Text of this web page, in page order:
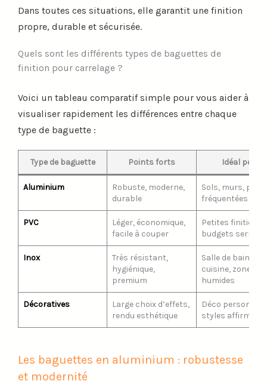
Dans toutes ces situations, elle garantit une finition
propre, durable et sécurisée.
Quels sont les différents types de baguettes de
finition pour carrelage ?
Voici un tableau comparatif simple pour vous aider à
visualiser rapidement les différences entre chaque
type de baguette :
Type de baguette Points forts Idéal pour
Aluminium
Robuste, moderne,
durable
Sols, murs,
fréquentées
PVC
Léger, économique,
facile à couper
Petites finitions,
budgets serrés
Inox
Très résistant,
hygiénique,
premium
Salle de bain,
cuisine, zones
humides
Décoratives
Large choix d’effets,
rendu esthétique
Déco
styles affirmés
Les baguettes en aluminium : robustesse
et modernité